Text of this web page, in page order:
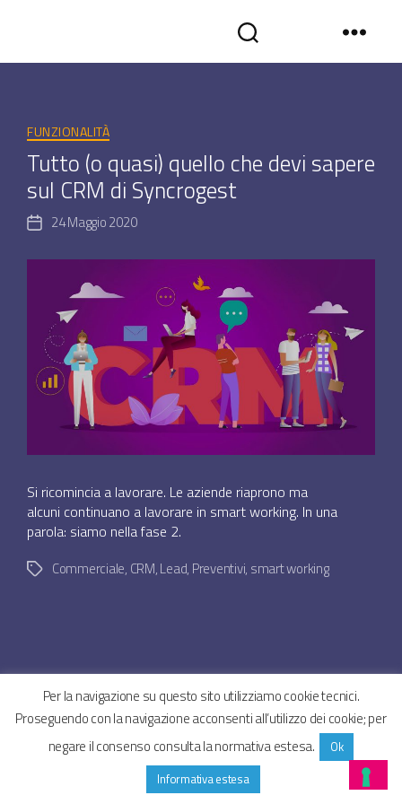
Gestionale
assistenza
tecnica
in
Preventivi
FUNZIONALITÀ
Tutto (o quasi) quello che devi sapere
sul CRM di Syncrogest
Data24 Maggio 2020
Si ricomincia a lavorare. Le aziende riaprono ma
alcuni continuano a lavorare in smart working. In una
parola: siamo nella fase 2.
Tag Commerciale, CRM,Lead, Preventivi, smart working
© 2026 SYNCROGEST BLOG – Gestionale assistenza
tecnica in cloud
Privacy Policy Cookie Policy
Per la navigazione su questo sito utilizziamo cookie tecnici.
Proseguendo con la navigazione acconsenti all’utilizzo dei cookie; per
negare il consenso consulta la normativa estesa.
Ok
Informativa estesa